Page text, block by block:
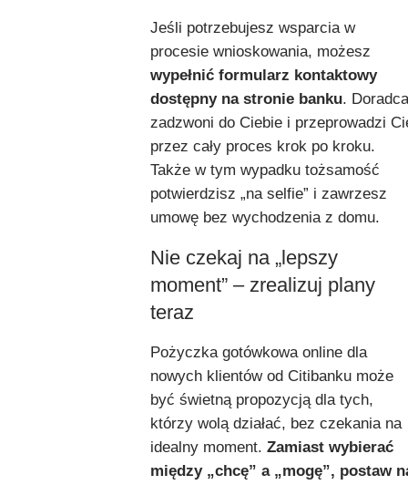
Jeśli potrzebujesz wsparcia w
procesie wnioskowania, możesz
wypełnić formularz kontaktowy
dostępny na stronie banku. Doradca
zadzwoni do Ciebie i przeprowadzi
przez cały proces krok po kroku.
Także w tym wypadku tożsamość
potwierdzisz „na selfie” i zawrzesz
umowę bez wychodzenia z domu.
Nie czekaj na „lepszy
moment” – zrealizuj plany
teraz
Pożyczka gotówkowa online dla
nowych klientów od Citibanku może
być świetną propozycją dla tych,
którzy wolą działać, bez czekania na
idealny moment. Zamiast wybierać
między „chcę” a „mogę”, postaw